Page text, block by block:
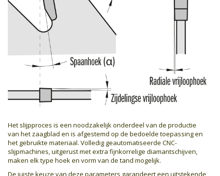
Het slijpproces is een noodzakelijk onderdeel van de productie
van het zaagblad en is afgestemd op de bedoelde toepassing en
het gebruikte materiaal. Volledig geautomatiseerde CNC-
slijpmachines, uitgerust met extra fijnkorrelige diamantschijven,
maken elk type hoek en vorm van de tand mogelijk.
De juiste keuze van deze parameters garandeert een uitstekende